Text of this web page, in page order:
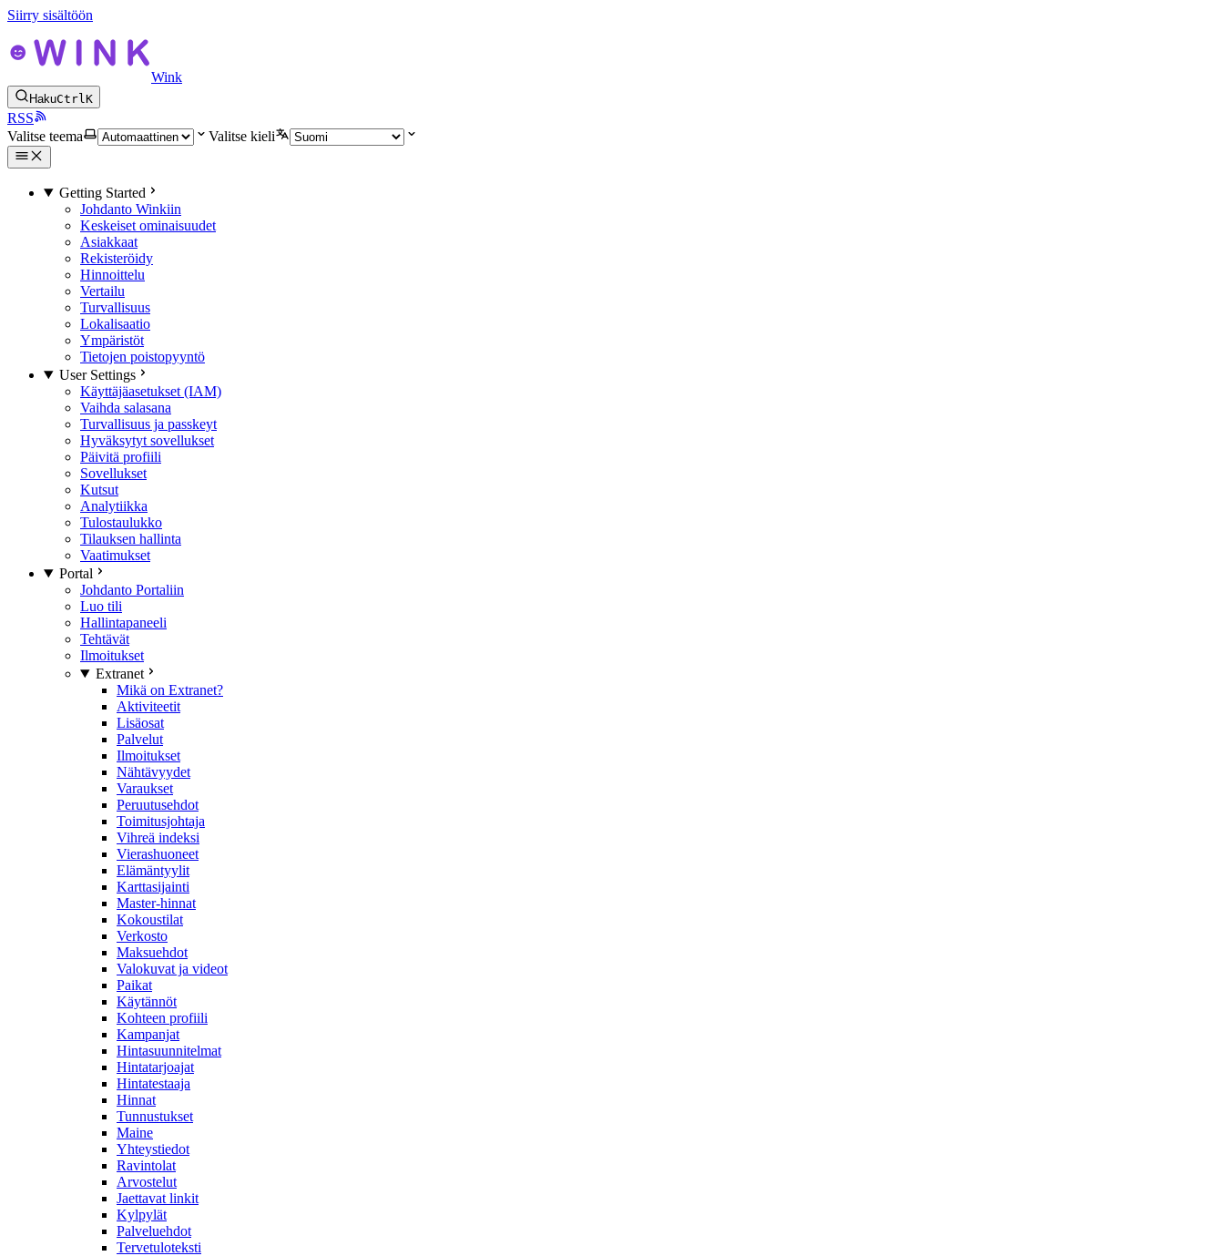
Siirry sisältöön
Wink
HakuCtrlK
RSS
Valitse teema
Valitse kieli
Getting Started
Johdanto Winkiin
Keskeiset ominaisuudet
Asiakkaat
Rekisteröidy
Hinnoittelu
Vertailu
Turvallisuus
Lokalisaatio
Ympäristöt
Tietojen poistopyyntö
User Settings
Käyttäjäasetukset (IAM)
Vaihda salasana
Turvallisuus ja passkeyt
Hyväksytyt sovellukset
Päivitä profiili
Sovellukset
Kutsut
Analytiikka
Tulostaulukko
Tilauksen hallinta
Vaatimukset
Portal
Johdanto Portaliin
Luo tili
Hallintapaneeli
Tehtävät
Ilmoitukset
Extranet
Mikä on Extranet?
Aktiviteetit
Lisäosat
Palvelut
Ilmoitukset
Nähtävyydet
Varaukset
Peruutusehdot
Toimitusjohtaja
Vihreä indeksi
Vierashuoneet
Elämäntyylit
Karttasijainti
Master-hinnat
Kokoustilat
Verkosto
Maksuehdot
Valokuvat ja videot
Paikat
Käytännöt
Kohteen profiili
Kampanjat
Hintasuunnitelmat
Hintatarjoajat
Hintatestaaja
Hinnat
Tunnustukset
Maine
Yhteystiedot
Ravintolat
Arvostelut
Jaettavat linkit
Kylpylät
Palveluehdot
Tervetuloteksti